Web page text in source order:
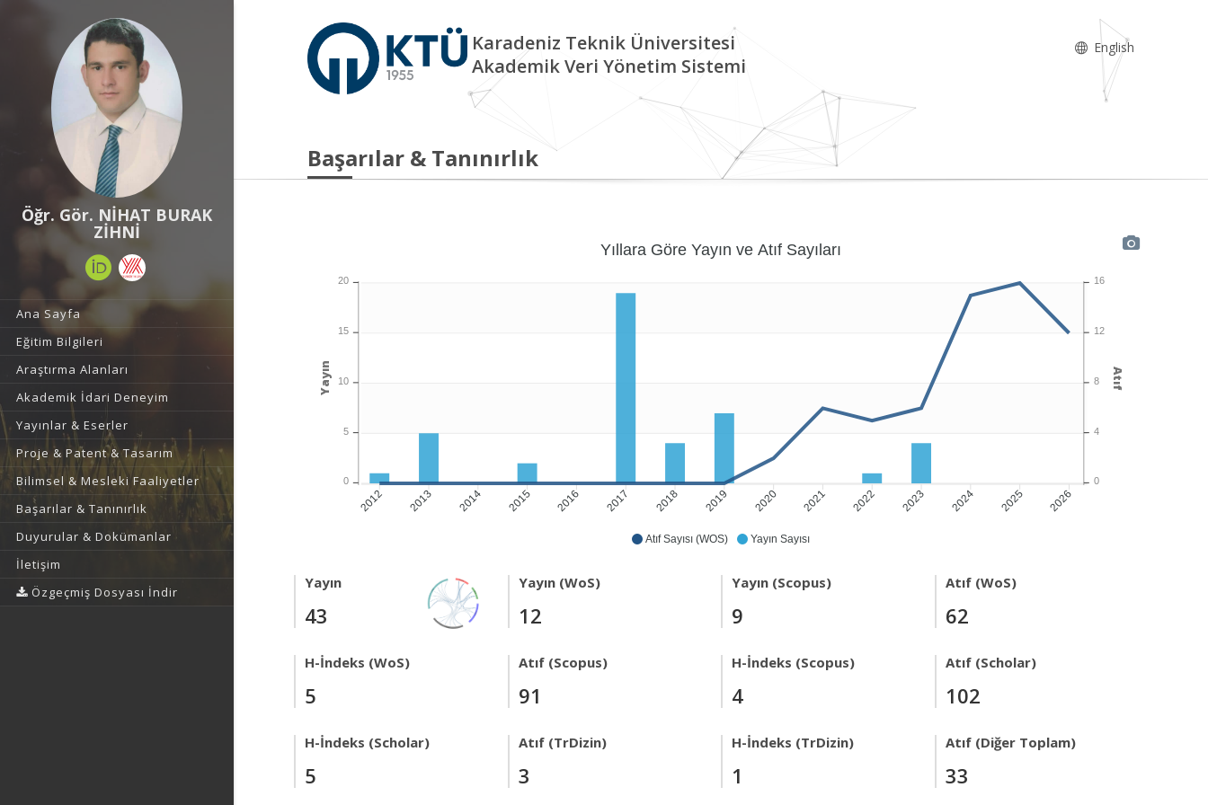
Öğr. Gör. NİHAT BURAK
ZİHNİ
Ana Sayfa
Eğitim Bilgileri
Araştırma Alanları
Akademik İdari Deneyim
Yayınlar & Eserler
Proje & Patent & Tasarım
Bilimsel & Mesleki Faaliyetler
Başarılar & Tanınırlık
Duyurular & Dokümanlar
İletişim
Özgeçmiş Dosyası İndir
Karadeniz Teknik Üniversitesi
Akademik Veri Yönetim Sistemi
English
Başarılar & Tanınırlık
Atıf Sayısı (WOS) Yayın Sayısı
2012 2013 2014 2015 2016 2017 2018 2019 2020 2021 2022 2023 2024 2025 2026
Yıllara Göre Yayın ve Atıf Sayıları
16
12
8
4
0
Atıf
20
15
10
5
0
Yayın
Yayın
43
Yayın (WoS)
12
Yayın (Scopus)
9
Atıf (WoS)
62
H-İndeks (WoS)
5
Atıf (Scopus)
91
H-İndeks (Scopus)
4
Atıf (Scholar)
102
H-İndeks (Scholar)
5
Atıf (TrDizin)
3
H-İndeks (TrDizin)
1
Atıf (Diğer Toplam)
33